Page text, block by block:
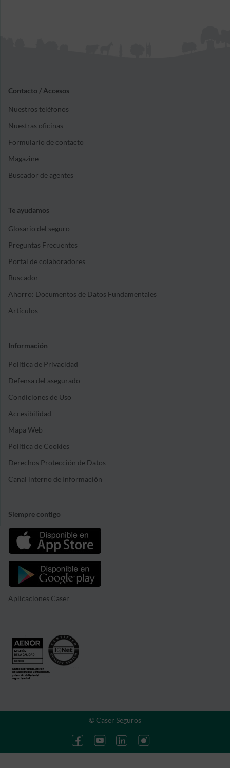
Contacto / Accesos
Nuestros teléfonos
Nuestras oficinas
Formulario de contacto
Magazine
Buscador de agentes
Te ayudamos
Glosario del seguro
Preguntas Frecuentes
Portal de colaboradores
Buscador
Ahorro: Documentos de Datos Fundamentales
Artículos
Información
Política de Privacidad
Defensa del asegurado
Condiciones de Uso
Accesibilidad
Mapa Web
Política de Cookies
Derechos Protección de Datos
Canal interno de Información
Siempre contigo
Aplicaciones Caser
© Caser Seguros